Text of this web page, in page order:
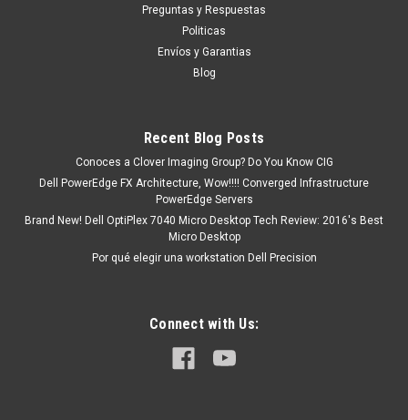
310-8708, RP441, 310-8700, 310-8702, 310-
Puedes PROCEDER con la Orden SIN Compromiso, y con esto
ADD TO CART
COMPARE
Preguntas y Respuestas
Politicas
Envíos y Garantias
Blog
Recent Blog Posts
Conoces a Clover Imaging Group? Do You Know CIG
Dell PowerEdge FX Architecture, Wow!!!! Converged Infrastructure
PowerEdge Servers
Brand New! Dell OptiPlex 7040 Micro Desktop Tech Review: 2016's Best
Micro Desktop
Por qué elegir una workstation Dell Precision
Connect with Us: